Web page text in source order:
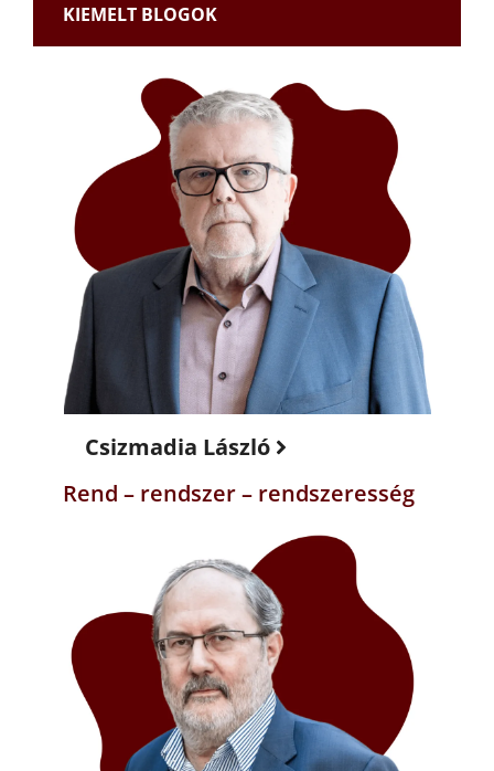
KIEMELT BLOGOK
Csizmadia László
Rend – rendszer – rendszeresség